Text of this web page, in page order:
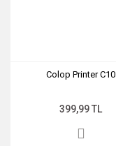
Colop Printer C10
399,99 TL